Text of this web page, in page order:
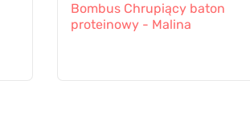
Bombus Chrupiący baton
proteinowy - Malina